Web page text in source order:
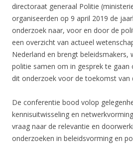
directoraat generaal Politie
organiseerden op 9 april 2019 de
onderzoek naar, voor en door de
een overzicht van actueel
Nederland en brengt beleidsmakers,
politie samen om in gesprek te gaan
dit onderzoek voor de toekomst van
De conferentie bood volop
kennisuitwisseling en
vraag naar de relevantie en
onderzoeken in beleidsvorming en